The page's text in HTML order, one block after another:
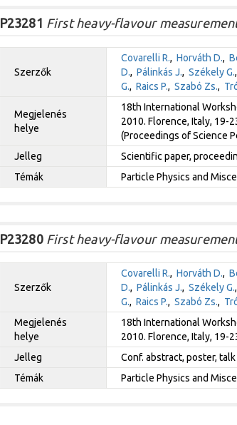
P23281 First heavy-flavour
Szerzők
Covarelli R., Horváth D.,
D., Pálinkás J., Székely G.,
G., Raics P., Szabó Zs.,
Megjelenés
helye
18th International
2010. Florence, Italy, 19-
(Proceedings of Science
Jelleg
Scientific paper,
Témák
Particle Physics and
P23280First heavy-flavour
Szerzők
Covarelli R., Horváth D.,
D., Pálinkás J., Székely G.,
G., Raics P., Szabó Zs.,
Megjelenés
helye
18th International
2010. Florence, Italy, 19-
Jelleg
Conf. abstract, poster, talk
Témák
Particle Physics and